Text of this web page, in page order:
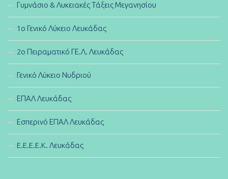
Γυμνάσιο & Λυκειακές Τάξεις Μεγανησίου
1ο Γενικό Λύκειο Λευκάδας
2ο Πειραματικό ΓΕ.Λ. Λευκάδας
Γενικό Λύκειο Νυδριού
ΕΠΑΛ Λευκάδας
Εσπερινό ΕΠΑΛ Λευκάδας
E.E.E.E.K. Λευκάδας